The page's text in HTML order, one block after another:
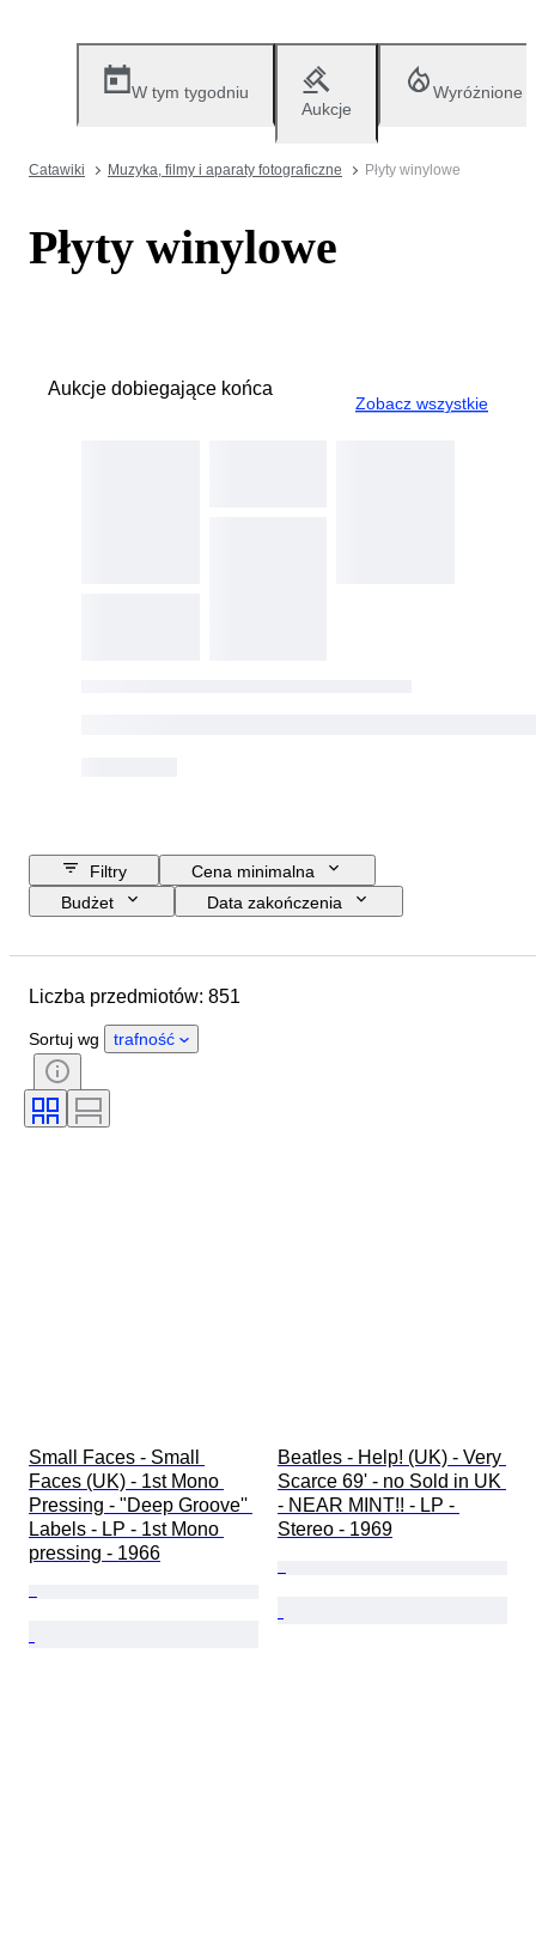
W tym tygodniu
Aukcje
Wyróżnione
Catawiki Muzyka, filmy i aparaty fotograficzne Płyty winylowe
Płyty winylowe
Aukcje dobiegające końca
Zobacz wszystkie
Filtry
Cena minimalna
Budżet
Data zakończenia
Stan
Dodatki
Tematyka
Podpis
Wydanie
Przetestowany i działający
Liczba przedmiotów: 851
Sortuj wg trafność
Small Faces - Small
Faces (UK) - 1st Mono
Pressing - "Deep Groove''
Labels - LP - 1st Mono
pressing - 1966
Beatles - Help! (UK) - Very
Scarce 69' - no Sold in UK
- NEAR MINT!! - LP -
Stereo - 1969